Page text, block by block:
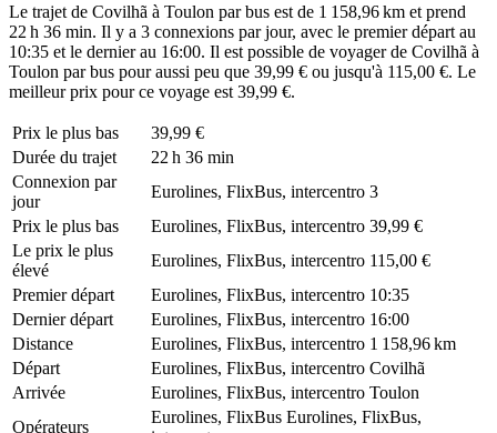
Le trajet de Covilhã à Toulon par bus est de 1 158,96 km et prend
22 h 36 min. Il y a 3 connexions par jour, avec le premier départ au
10:35 et le dernier au 16:00. Il est possible de voyager de Covilhã à
Toulon par bus pour aussi peu que 39,99 € ou jusqu'à 115,00 €. Le
meilleur prix pour ce voyage est 39,99 €.
Prix ​​le plus bas
39,99 €
Durée du trajet
22 h 36 min
Connexion par
jour
Eurolines, FlixBus, intercentro 3
Prix ​​le plus bas
Eurolines, FlixBus, intercentro 39,99 €
Le prix le plus
élevé
Eurolines, FlixBus, intercentro 115,00 €
Premier départ
Eurolines, FlixBus, intercentro 10:35
Dernier départ
Eurolines, FlixBus, intercentro 16:00
Distance
Eurolines, FlixBus, intercentro 1 158,96 km
Départ
Eurolines, FlixBus, intercentro Covilhã
Arrivée
Eurolines, FlixBus, intercentro Toulon
Opérateurs
Eurolines, FlixBus Eurolines, FlixBus,